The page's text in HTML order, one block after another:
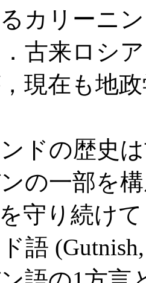
カリーニ
古来ロシ
現在も地
ドの歴史は
の一部を
守り続け
語